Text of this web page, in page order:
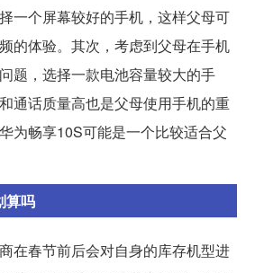
一个屏幕较好的手机，这样父母可
的体验。其次，考虑到父母在手机
题，选择一款电池容量较大的手
通话质量高也是父母使用手机的重
为畅享10S可能是一个比较适合父
算吗
在春节前后会对自身的库存机型进